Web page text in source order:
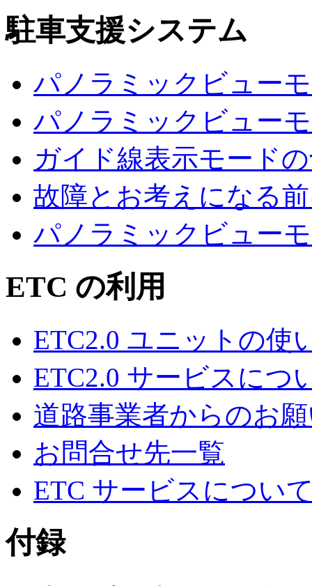
駐車支援システム
パノラミックビュー
パノラミックビュー
ガイド線表示モード
故障とお考えになる
パノラミックビュー
ETC の利用
ETC2.0 ユニットの使
ETC2.0 サービスにつ
道路事業者からのお
お問合せ先一覧
ETC サービスについ
付録